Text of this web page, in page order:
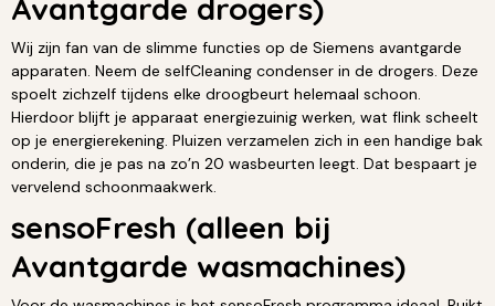
Avantgarde drogers)
Wij zijn fan van de slimme functies op de Siemens avantgarde
apparaten. Neem de selfCleaning condenser in de drogers. Deze
spoelt zichzelf tijdens elke droogbeurt helemaal schoon.
Hierdoor blijft je apparaat energiezuinig werken, wat flink scheelt
op je energierekening. Pluizen verzamelen zich in een handige bak
onderin, die je pas na zo’n 20 wasbeurten leegt. Dat bespaart je
vervelend schoonmaakwerk.
sensoFresh (alleen bij
Avantgarde wasmachines)